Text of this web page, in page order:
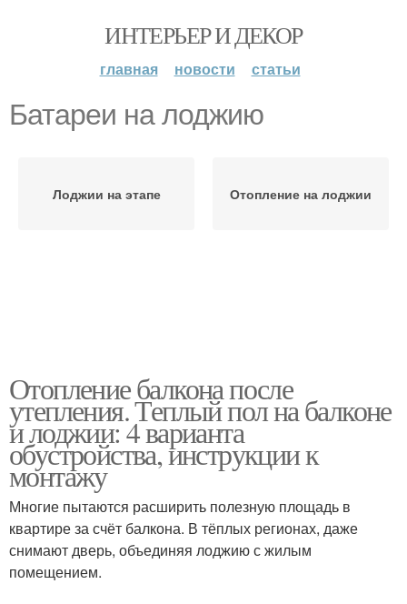
ИНТЕРЬЕР И ДЕКОР
главная новости статьи
Батареи на лоджию
Лоджии на этапе Отопление на лоджии
Отопление балкона после
утепления. Теплый пол на балконе
и лоджии: 4 варианта
обустройства, инструкции к
монтажу
Многие пытаются расширить полезную площадь в
квартире за счёт балкона. В тёплых регионах, даже
снимают дверь, объединяя лоджию с жилым
помещением.